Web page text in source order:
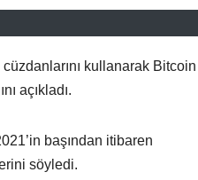
kullanarak Bitcoin
açıkladı.
başından itibaren
söyledi.